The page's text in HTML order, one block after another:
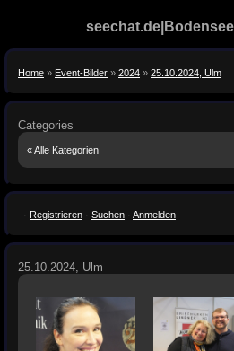
Home » Event-Bilder » 2024 » 25.10.2024, Ulm
Categories
« Alle Kategorien
· Registrieren · Suchen · Anmelden
25.10.2024, Ulm